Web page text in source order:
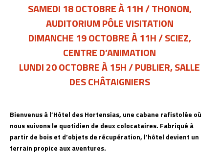
SAMEDI 18 OCTOBRE À 11H / THONON,
AUDITORIUM PÔLE VISITATION
DIMANCHE 19 OCTOBRE À 11H / SCIEZ,
CENTRE D’ANIMATION
LUNDI 20 OCTOBRE À 15H / PUBLIER, SALLE
DES CHÂTAIGNIERS
Bienvenus à l’Hôtel des Hortensias, une cabane rafistolée où
nous suivons le quotidien de deux colocataires. Fabriqué à
partir de bois et d’objets de récupération, l’hôtel devient un
terrain propice aux aventures.